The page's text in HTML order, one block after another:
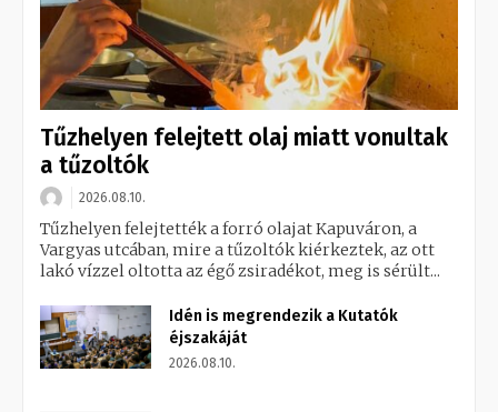
Tűzhelyen felejtett olaj miatt vonultak
a tűzoltók
2026.08.10.
Tűzhelyen felejtették a forró olajat Kapuváron, a
Vargyas utcában, mire a tűzoltók kiérkeztek, az ott
lakó vízzel oltotta az égő zsiradékot, meg is sérült...
Idén is megrendezik a Kutatók
éjszakáját
2026.08.10.